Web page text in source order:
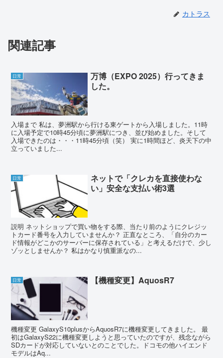
カトラス
関連記事
日常
万博（EXPO 2025）行ってきま
した。
入場まで 私は、夢洲駅から行ける東ゲートから入場しました。11時
に入場予定で10時45分頃に夢洲駅につき、並び始めました。そして
入場できたのは・・・11時45分頃（笑） 実に1時間ほど、炎天下の中
立っていました...
日常
ネットで「クレカを直接使わな
い」安全な支払い術3選
説明 ネットショップで買い物をする際、当たり前のようにクレジッ
トカード番号を入力していませんか？ 正直なところ、「自分のカー
ド情報がどこかのサーバーに保存されている」と考えるだけで、少し
ゾッとしませんか？ 私はかなり慎重派なの...
日常 【機種変更】AquosR7
機種変更 GalaxyS10plusからAquosR7に機種変更してきました。 最
初はGalaxyS22に機種変更しようと思っていたのですが、残念ながら
SDカードが対応していないとのことでした。ドコモの他ハイエンド
モデルはAq...